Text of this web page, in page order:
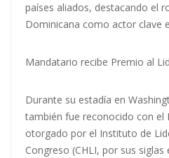
países aliados, destacando el
Dominicana como actor clave
Mandatario recibe Premio al
Durante su estadía en
también fue reconocido con el
otorgado por el Instituto de
Congreso (CHLI, por sus